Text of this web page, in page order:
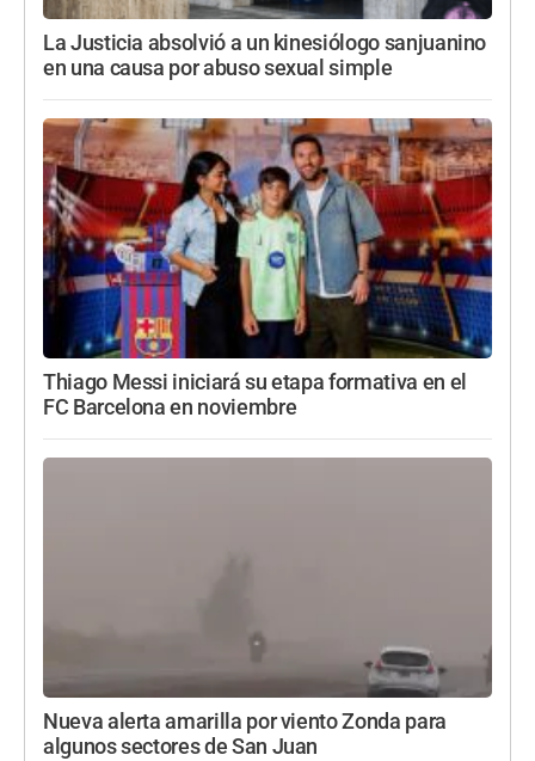
La Justicia absolvió a un kinesiólogo sanjuanino
en una causa por abuso sexual simple
Thiago Messi iniciará su etapa formativa en el
FC Barcelona en noviembre
Nueva alerta amarilla por viento Zonda para
algunos sectores de San Juan